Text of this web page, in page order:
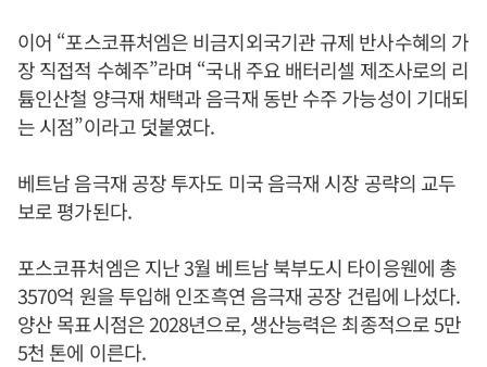
이어 “포스코퓨처엠은 비금지외국기관 규제 반사수혜의 가
장 직접적 수혜주”라며 “국내 주요 배터리셀 제조사로의 리
튬인산철 양극재 채택과 음극재 동반 수주 가능성이 기대되
는 시점”이라고 덧붙였다.
베트남 음극재 공장 투자도 미국 음극재 시장 공략의 교두
보로 평가된다.
포스코퓨처엠은 지난 3월 베트남 북부도시 타이응웬에 총
3570억 원을 투입해 인조흑연 음극재 공장 건립에 나섰다.
양산 목표시점은 2028년으로, 생산능력은 최종적으로 5만
5천 톤에 이른다.